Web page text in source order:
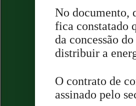
No documento,
fica constatado
da concessão
distribuir a
O contrato de
assinado pelo